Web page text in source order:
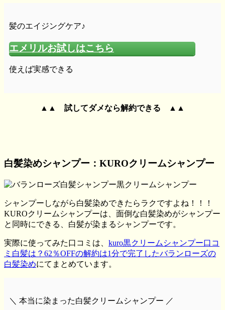
髪のエイジングケア♪
エメリルお試しはこちら
使えば実感できる
▲▲ 試してダメなら解約できる ▲▲
白髪染めシャンプー：KUROクリームシャンプー
シャンプーしながら白髪染めできたらラクですよね！！！
KUROクリームシャンプーは、面倒な白髪染めがシャンプー
と同時にできる、白髪が染まるシャンプーです。
実際に使ってみた口コミは、 kuro黒クリームシャンプー口コ
ミ白髪は？62％OFFの解約は1分で完了したバランローズの
白髪染めにてまとめています。
＼ 本当に染まった白髪クリームシャンプー ／